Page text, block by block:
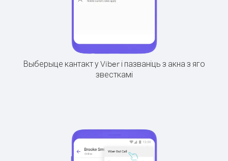
Выберыце кантакт у Viber і пазваніць з акна з яго
звесткамі